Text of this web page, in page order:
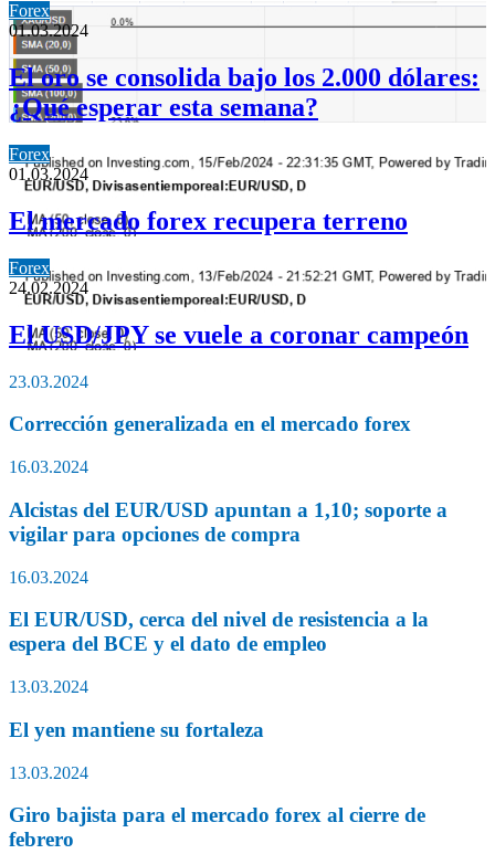
Forex
01.03.2024
El oro se consolida bajo los 2.000 dólares:
¿Qué esperar esta semana?
Forex
01.03.2024
El mercado forex recupera terreno
Forex
24.02.2024
El USD/JPY se vuele a coronar campeón
23.03.2024
Corrección generalizada en el mercado forex
16.03.2024
Alcistas del EUR/USD apuntan a 1,10; soporte a
vigilar para opciones de compra
16.03.2024
El EUR/USD, cerca del nivel de resistencia a la
espera del BCE y el dato de empleo
13.03.2024
El yen mantiene su fortaleza
13.03.2024
Giro bajista para el mercado forex al cierre de
febrero